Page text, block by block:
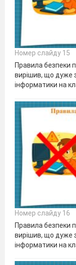
Номер слайду 15
Правила безпеки
вирішив, що дуже
інформатики на
Номер слайду 16
Правила безпеки
вирішив, що дуже
інформатики на